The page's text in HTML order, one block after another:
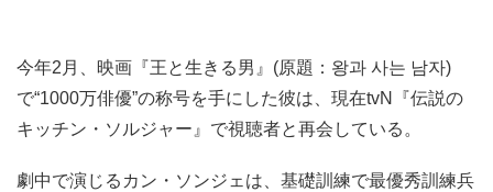
今年2月、映画『王と生きる男』(原題：왕과 사는 남자)
で“1000万俳優”の称号を手にした彼は、現在tvN『伝説の
キッチン・ソルジャー』で視聴者と再会している。
劇中で演じるカン・ソンジェは、基礎訓練で最優秀訓練兵